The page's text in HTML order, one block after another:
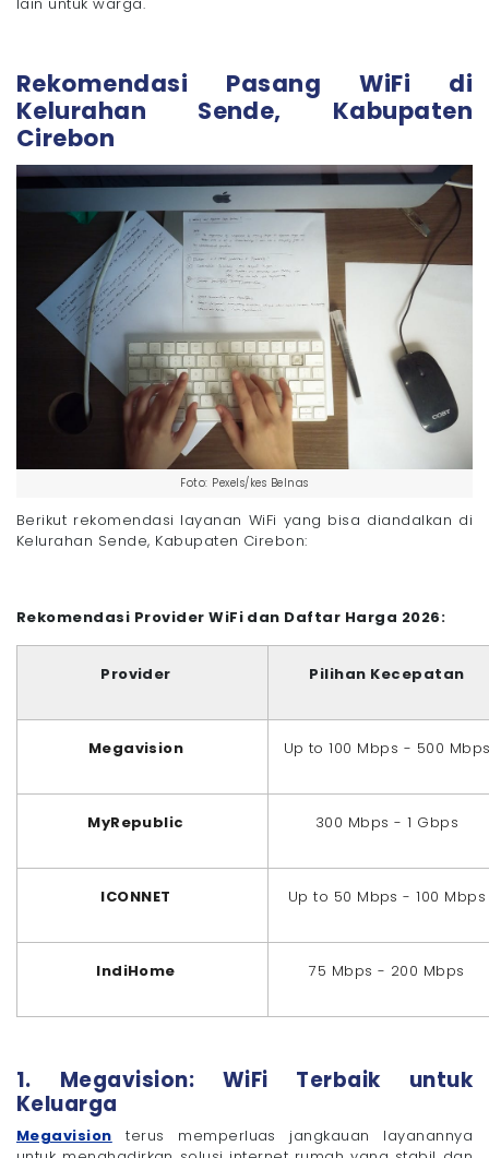
lain untuk warga.
Rekomendasi Pasang WiFi di
Kelurahan Sende, Kabupaten
Cirebon
Foto: Pexels/kes Belnas
Berikut rekomendasi layanan WiFi yang bisa diandalkan di
Kelurahan Sende, Kabupaten Cirebon:
Rekomendasi Provider WiFi dan Daftar Harga 2026:
Provider Pilihan Kecepatan
Megavision Up to 100 Mbps - 500
MyRepublic 300 Mbps - 1 Gbps
ICONNET Up to 50 Mbps - 100 Mbps
IndiHome 75 Mbps - 200 Mbps
1. Megavision: WiFi Terbaik untuk
Keluarga
Megavision terus memperluas jangkauan layanannya